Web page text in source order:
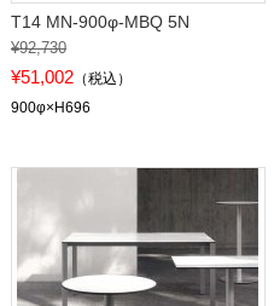
T14 MN-900φ-MBQ 5N
¥92,730
¥51,002（税込）
900φ×H696